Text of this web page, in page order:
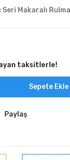
Seri Makaralı
taksitlerle!
Sepete Ekle
Paylaş